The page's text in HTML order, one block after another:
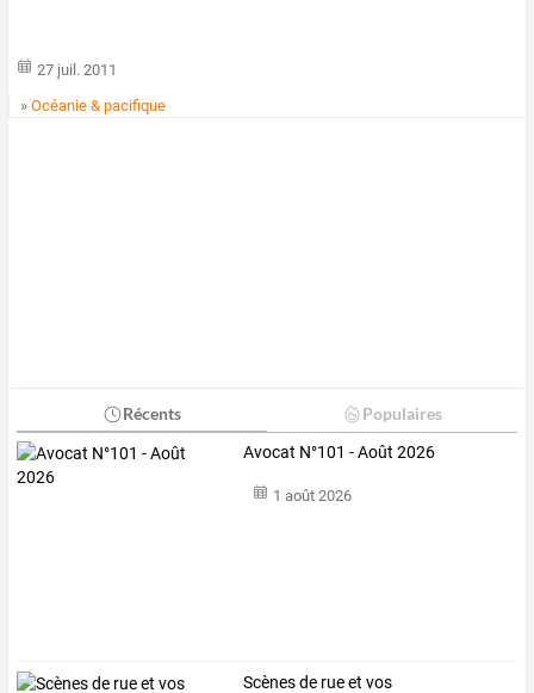
27 juil. 2011
»Océanie & pacifique
Récents Populaires
Avocat N°101 - Août 2026
1 août 2026
Scènes de rue et vos